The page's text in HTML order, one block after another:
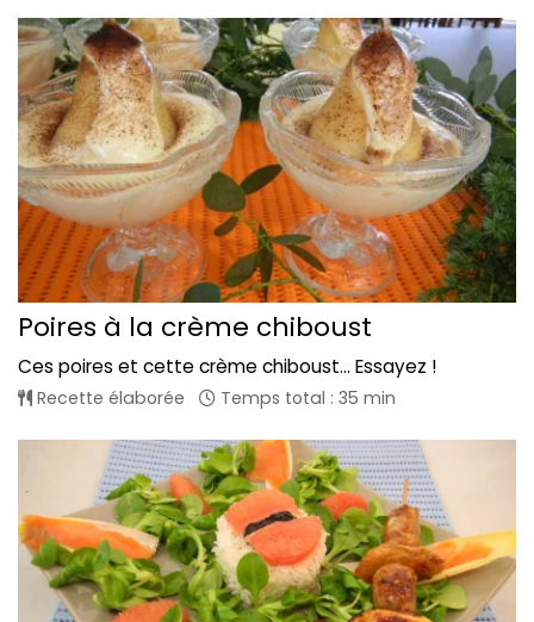
Poires à la crème chiboust
Ces poires et cette crème chiboust... Essayez !
Recette élaborée Temps total : 35 min